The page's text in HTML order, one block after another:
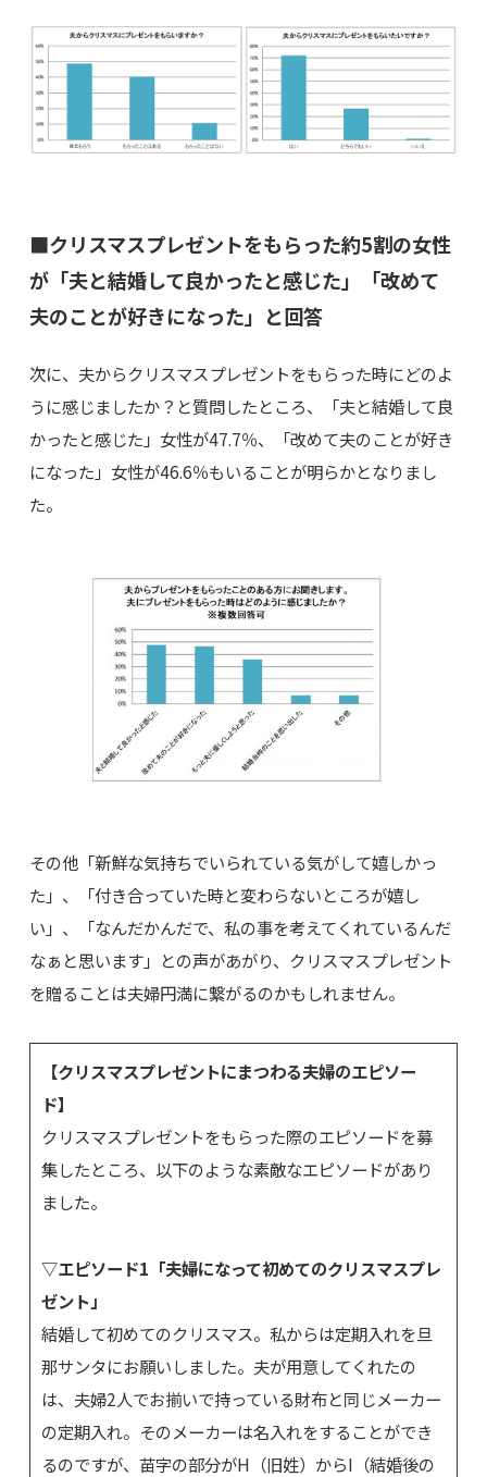
■クリスマスプレゼントをもらった約5割の女性
が「夫と結婚して良かったと感じた」「改めて
夫のことが好きになった」と回答
次に、夫からクリスマスプレゼントをもらった時にどのよ
うに感じましたか？と質問したところ、「夫と結婚して良
かったと感じた」女性が47.7％、「改めて夫のことが好き
になった」女性が46.6％もいることが明らかとなりまし
た。
その他「新鮮な気持ちでいられている気がして嬉しかっ
た」、「付き合っていた時と変わらないところが嬉し
い」、「なんだかんだで、私の事を考えてくれているんだ
なぁと思います」との声があがり、クリスマスプレゼント
を贈ることは夫婦円満に繋がるのかもしれません。
【クリスマスプレゼントにまつわる夫婦のエピソー
ド】
クリスマスプレゼントをもらった際のエピソードを募
集したところ、以下のような素敵なエピソードがあり
ました。
▽エピソード1「夫婦になって初めてのクリスマスプレ
ゼント」
結婚して初めてのクリスマス。私からは定期入れを旦
那サンタにお願いしました。夫が用意してくれたの
は、夫婦2人でお揃いで持っている財布と同じメーカー
の定期入れ。そのメーカーは名入れをすることができ
るのですが、苗字の部分がH（旧姓）からI（結婚後の